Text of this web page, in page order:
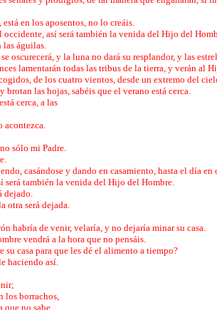
en los aposentos, no lo creáis.
occidente, así será también la venida del Hijo del
las águilas.
oscurecerá, y la luna no dará su resplandor, y las
lamentarán todas las tribus de la tierra, y verán
de los cuatro vientos, desde un extremo del
las hojas, sabéis que el verano está cerca.
cerca, a las
acontezca.
sólo mi Padre.
casándose y dando en casamiento, hasta el día en
también la venida del Hijo del Hombre.
dejado.
otra será dejada.
habría de venir, velaría, y no dejaría minar su casa.
vendrá a la hora que no pensáis.
casa para que les dé el alimento a tiempo?
haciendo así.
los borrachos,
no sabe,